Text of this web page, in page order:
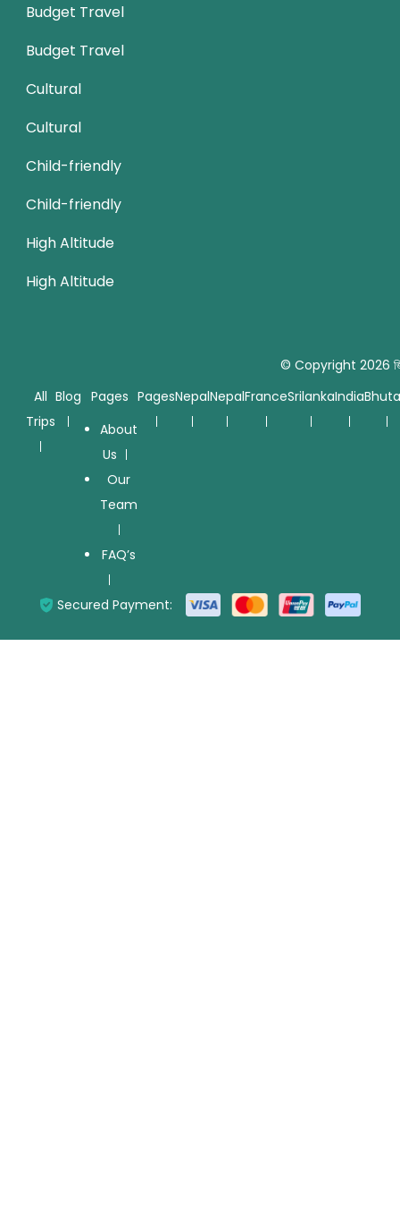
Budget Travel
Budget Travel
Cultural
Cultural
Child-friendly
Child-friendly
High Altitude
High Altitude
© Copyright 2026
All
Trips
Blog Pages
About
Us
Our
Team
FAQ’s
PagesNepalNepalFranceSrilankaIndia
Secured Payment: